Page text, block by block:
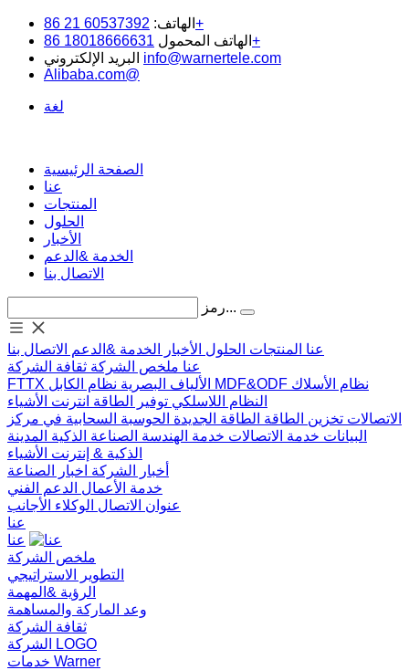
الهاتف: 60537392 21 86+
الهاتف المحمول 18018666631 86+
info@warnertele.com
Alibaba.com@
لغة
الصفحة الرئيسية
عنا
المنتجات
الحلول
الأخبار
الخدمة &الدعم
الاتصال بنا
رمز...
عنا المنتجات الحلول الأخبار الخدمة &الدعم
الاتصال بنا
عنا ملخص الشركة ثقافة الشركة
FTTX
الألياف البصرية MDF&ODF نظام الأسلاك
النظام اللاسلكي توفير الطاقة انترنت الأشياء
الاتصالات تخزين الطاقة الطاقة الجديدة الحوسبة السحابية في مركز
البيانات خدمة الاتصالات خدمة الهندسة الصناعة الذكية المدينة
الذكية & إنترنت الأشياء
أخبار الشركة اخبار الصناعة
خدمة الأعمال الدعم الفني
عنوان الاتصال الوكلاء الأجانب
عنا
عنا
ملخص الشركة
التطوير الاستراتيجي
الرؤية &المهمة
وعد الماركة والمساهمة
ثقافة الشركة
الشركة LOGO
خدمات Warner